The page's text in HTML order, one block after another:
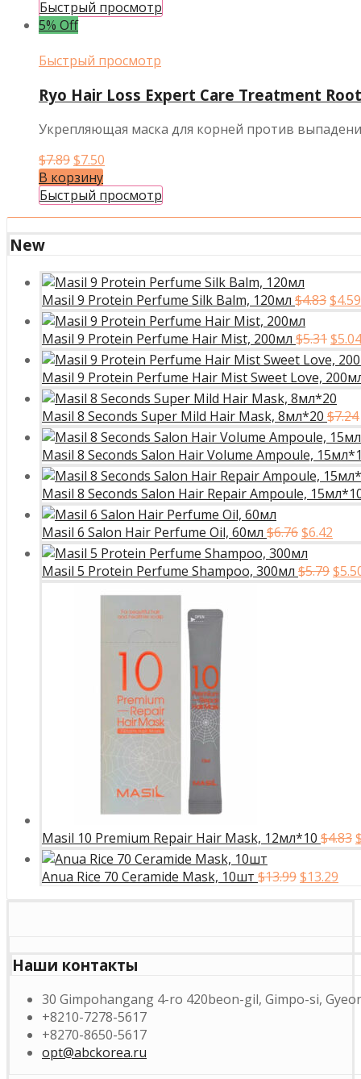
составляла
$10.36.
Быстрый просмотр
5% Off
Быстрый просмотр
Ryo Hair Loss Expert Care Treatment
Укрепляющая маска для корней против
$7.89Первоначальная
цена
составляла
$7.50
$7.50.
В корзину
Быстрый просмотр
New
Masil 9 Protein Perfume Silk Balm, 120мл $4.83$4.59
Masil 9 Protein Perfume Hair Mist, 200мл $5.31
цена
$5.04
Masil 9 Protein Perfume Hair Mist Sweet Love,
Masil 8 Seconds Super Mild Hair Mask, 8мл*20 $7.24
Masil 8 Seconds Salon Hair Volume Ampoule,
Masil 8 Seconds Salon Hair Repair Ampoule,
Masil 6 Salon Hair Perfume Oil, 60мл $6.76
цена
$6.42
Masil 5 Protein Perfume Shampoo, 300мл $5.79$
Masil 10 Premium Repair Hair Mask, 12мл*10 $4.83
Anua Rice 70 Ceramide Mask, 10шт $13.99$13.29
Наши контакты
30 Gimpohangang 4-ro 420beon-gil, Gimpo-si,
+8210-7278-5617
+8270-8650-5617
opt@abckorea.ru